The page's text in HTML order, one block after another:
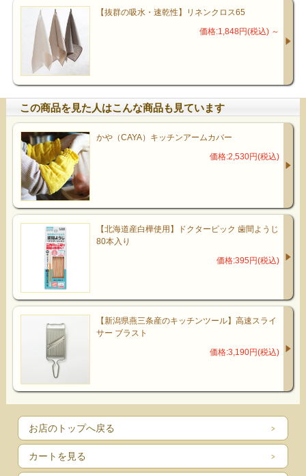
【抜群の吸水・速乾性】リネンクロス65
価格:1,848円(税込) ～
この商品を見た人はこんな商品も見ています
かや（CAYA）キッチンアームカバー
価格:2,530円(税込)
【北海道産白樺使用】ドクターピック 歯間ようじ
80本入り
価格:395円(税込)
【新潟県燕三条産のキッチンツール】高速スライ
サー ブラスト
価格:3,190円(税込)
お店のトップへ戻る
カートを見る